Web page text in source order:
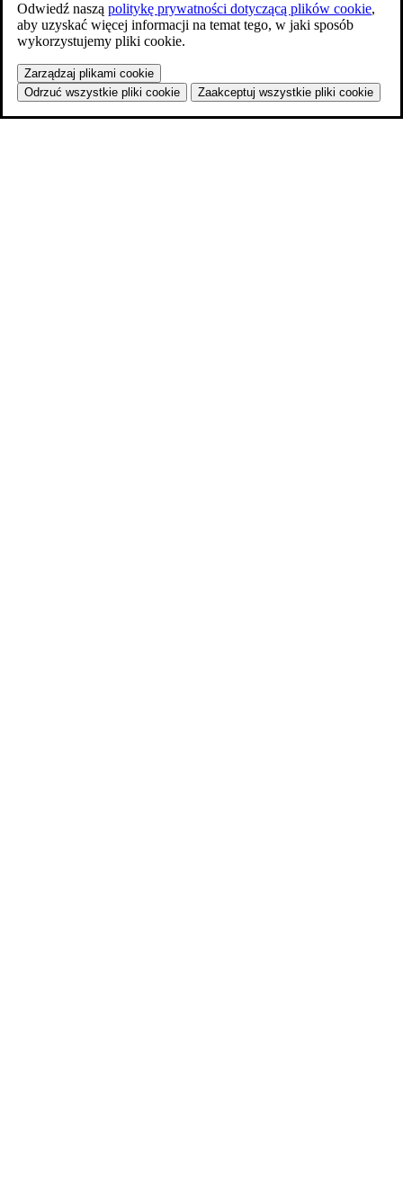
Odwiedź naszą politykę prywatności dotyczącą plików cookie,
aby uzyskać więcej informacji na temat tego, w jaki sposób
wykorzystujemy pliki cookie.
Zarządzaj plikami cookie
Odrzuć wszystkie pliki cookie
Zaakceptuj wszystkie pliki cookie